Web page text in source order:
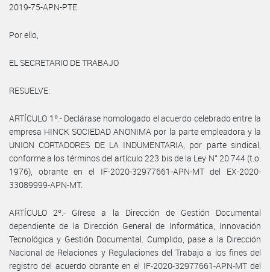
2019-75-APN-PTE.
Por ello,
EL SECRETARIO DE TRABAJO
RESUELVE:
ARTÍCULO 1º.- Declárase homologado el acuerdo celebrado entre la
empresa HINCK SOCIEDAD ANONIMA por la parte empleadora y la
UNION CORTADORES DE LA INDUMENTARIA, por parte sindical,
conforme a los términos del artículo 223 bis de la Ley N° 20.744 (t.o.
1976), obrante en el IF-2020-32977661-APN-MT del EX-2020-
33089999-APN-MT.
ARTÍCULO 2º.- Gírese a la Dirección de Gestión Documental
dependiente de la Dirección General de Informática, Innovación
Tecnológica y Gestión Documental. Cumplido, pase a la Dirección
Nacional de Relaciones y Regulaciones del Trabajo a los fines del
registro del acuerdo obrante en el IF-2020-32977661-APN-MT del